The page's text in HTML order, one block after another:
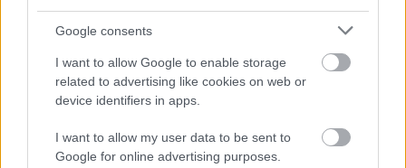
Google consents
I want to allow Google to enable storage
related to advertising like cookies on web or
device identifiers in apps.
I want to allow my user data to be sent to
Google for online advertising purposes.